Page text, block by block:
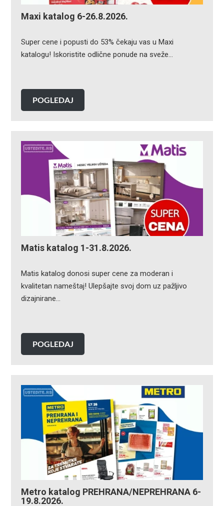
Maxi katalog 6-26.8.2026.
Super cene i popusti do 53% čekaju vas u Maxi
katalogu! Iskoristite odlične ponude na sveže…
POGLEDAJ
Matis katalog 1-31.8.2026.
Matis katalog donosi super cene za moderan i
kvalitetan nameštaj! Ulepšajte svoj dom uz pažljivo
dizajnirane…
POGLEDAJ
Metro katalog PREHRANA/NEPREHRANA 6-
19.8.2026.